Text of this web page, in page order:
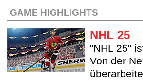
GAME HIGHLIGHTS
NHL 25
"NHL 25"
Von der